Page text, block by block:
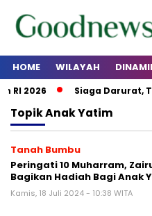
HOME WILAYAH
2026 Siaga Darurat,
TopikAnak Yatim
Tanah Bumbu
Peringati 10 Muharram,
Bagikan Hadiah Bagi Anak
Kamis, 18 Juli 2024 - 10:38 WITA